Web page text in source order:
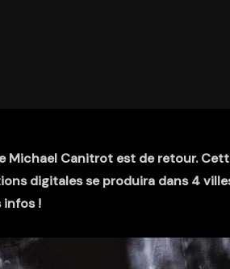
Michael Canitrot est de retour.
digitales se produira dans 4
infos !